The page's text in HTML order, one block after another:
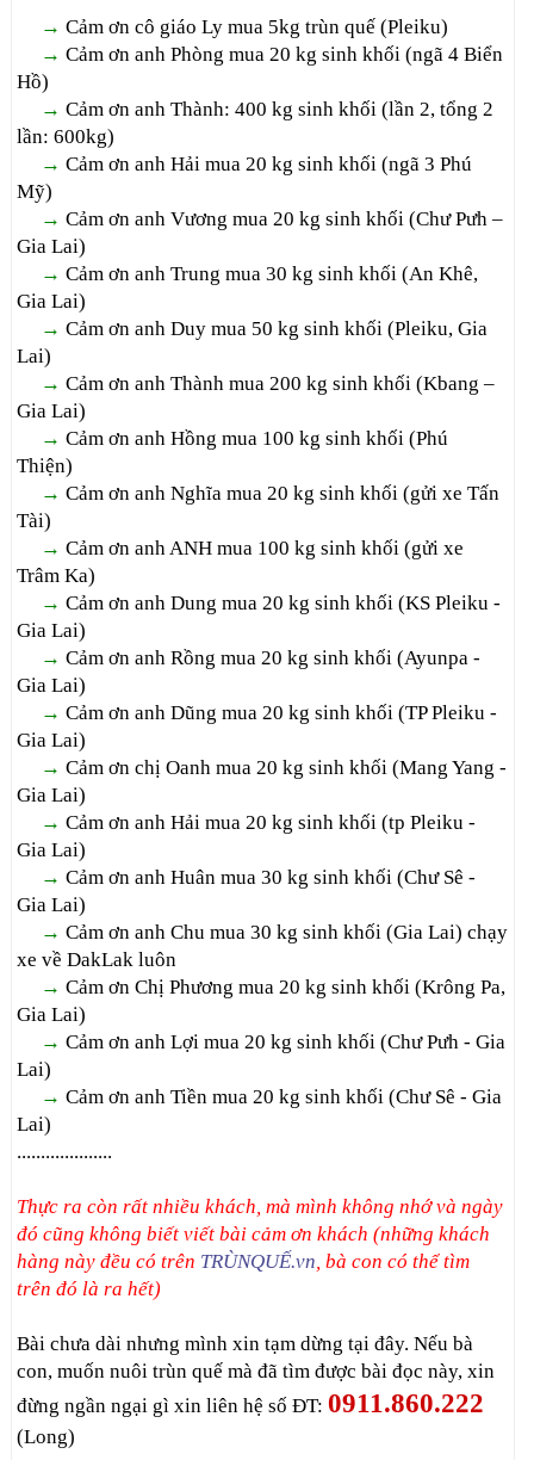
→ Cảm ơn cô giáo Ly mua 5kg trùn quế (Pleiku)
→ Cảm ơn anh Phòng mua 20 kg sinh khối (ngã 4 Biển
Hồ)
→ Cảm ơn anh Thành: 400 kg sinh khối (lần 2, tổng 2
lần: 600kg)
→ Cảm ơn anh Hải mua 20 kg sinh khối (ngã 3 Phú
Mỹ)
→ Cảm ơn anh Vương mua 20 kg sinh khối (Chư Pưh –
Gia Lai)
→ Cảm ơn anh Trung mua 30 kg sinh khối (An Khê,
Gia Lai)
→ Cảm ơn anh Duy mua 50 kg sinh khối (Pleiku, Gia
Lai)
→ Cảm ơn anh Thành mua 200 kg sinh khối (Kbang –
Gia Lai)
→ Cảm ơn anh Hồng mua 100 kg sinh khối (Phú
Thiện)
→ Cảm ơn anh Nghĩa mua 20 kg sinh khối (gửi xe Tấn
Tài)
→ Cảm ơn anh ANH mua 100 kg sinh khối (gửi xe
Trâm Ka)
→ Cảm ơn anh Dung mua 20 kg sinh khối (KS Pleiku -
Gia Lai)
→ Cảm ơn anh Rồng mua 20 kg sinh khối (Ayunpa -
Gia Lai)
→ Cảm ơn anh Dũng mua 20 kg sinh khối (TP Pleiku -
Gia Lai)
→ Cảm ơn chị Oanh mua 20 kg sinh khối (Mang Yang -
Gia Lai)
→ Cảm ơn anh Hải mua 20 kg sinh khối (tp Pleiku -
Gia Lai)
→ Cảm ơn anh Huân mua 30 kg sinh khối (Chư Sê -
Gia Lai)
→ Cảm ơn anh Chu mua 30 kg sinh khối (Gia Lai) chạy
xe về DakLak luôn
→ Cảm ơn Chị Phương mua 20 kg sinh khối (Krông Pa,
Gia Lai)
→ Cảm ơn anh Lợi mua 20 kg sinh khối (Chư Pưh - Gia
Lai)
→ Cảm ơn anh Tiền mua 20 kg sinh khối (Chư Sê - Gia
Lai)
....................
Thực ra còn rất nhiều khách, mà mình không nhớ và ngày
đó cũng không biết viết bài cảm ơn khách (những khách
hàng này đều có trên TRÙNQUẾ.vn , bà con có thể tìm
trên đó là ra hết)
Bài chưa dài nhưng mình xin tạm dừng tại đây. Nếu bà
con, muốn nuôi trùn quế mà đã tìm được bài đọc này, xin
đừng ngần ngại gì xin liên hệ số ĐT:0911.860.222
(Long)